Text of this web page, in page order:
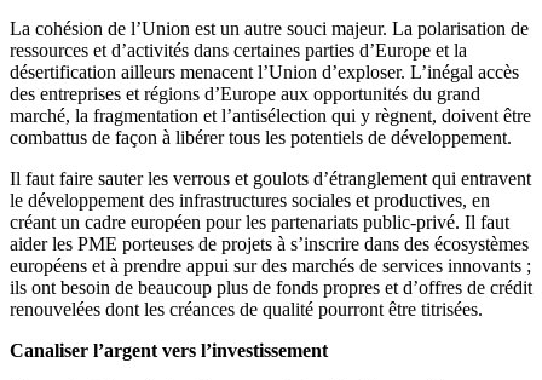
La cohésion de l’Union est un autre souci majeur. La polarisation de
ressources et d’activités dans certaines parties d’Europe et la
désertification ailleurs menacent l’Union d’exploser. L’inégal accès
des entreprises et régions d’Europe aux opportunités du grand
marché, la fragmentation et l’antisélection qui y règnent, doivent être
combattus de façon à libérer tous les potentiels de développement.
Il faut faire sauter les verrous et goulots d’étranglement qui entravent
le développement des infrastructures sociales et productives, en
créant un cadre européen pour les partenariats public-privé. Il faut
aider les PME porteuses de projets à s’inscrire dans des écosystèmes
européens et à prendre appui sur des marchés de services innovants ;
ils ont besoin de beaucoup plus de fonds propres et d’offres de crédit
renouvelées dont les créances de qualité pourront être titrisées.
Canaliser l’argent vers l’investissement